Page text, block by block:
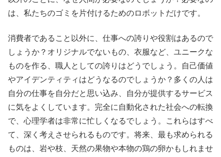
は、私たちのゴミを片付けるためのロボットだけです。
消費者であること以外に、仕事への誇りや役割はあるので
しょうか？オリジナルでないもの、衣服など、ユニークな
ものを作る、職人としての誇りはどうでしょう。自己価値
やアイデンティティはどうなるのでしょうか？多くの人は
自分の仕事を自分だと思い込み、自分が提供するサービス
に気をよくしています。完全に自動化された社会への転換
で、心理学者は非常に忙しくなるでしょう。これらはすべ
て、深く考えさせられるものです。将来、最も求められる
ものは、岩や枝、天然の果物や本物の鶏の卵かもしれませ